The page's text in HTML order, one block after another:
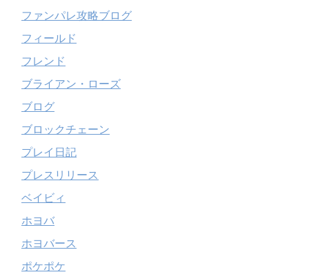
ファンパレ攻略ブログ
フィールド
フレンド
ブライアン・ローズ
ブログ
ブロックチェーン
プレイ日記
プレスリリース
ベイビィ
ホヨバ
ホヨバース
ポケポケ